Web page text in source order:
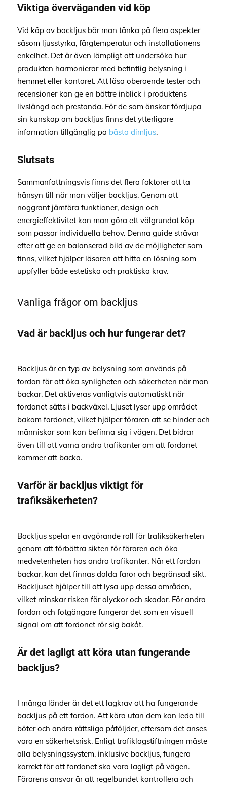
Viktiga överväganden vid köp
Vid köp av backljus bör man tänka på flera aspekter
såsom ljusstyrka, färgtemperatur och installationens
enkelhet. Det är även lämpligt att undersöka hur
produkten harmonierar med befintlig belysning i
hemmet eller kontoret. Att läsa oberoende tester och
recensioner kan ge en bättre inblick i produktens
livslängd och prestanda. För de som önskar fördjupa
sin kunskap om backljus finns det ytterligare
information tillgänglig på bästa dimljus.
Slutsats
Sammanfattningsvis finns det flera faktorer att ta
hänsyn till när man väljer backljus. Genom att
noggrant jämföra funktioner, design och
energieffektivitet kan man göra ett välgrundat köp
som passar individuella behov. Denna guide strävar
efter att ge en balanserad bild av de möjligheter som
finns, vilket hjälper läsaren att hitta en lösning som
uppfyller både estetiska och praktiska krav.
Vanliga frågor om backljus
Vad är backljus och hur fungerar det?
Backljus är en typ av belysning som används på
fordon för att öka synligheten och säkerheten när man
backar. Det aktiveras vanligtvis automatiskt när
fordonet sätts i backväxel. Ljuset lyser upp området
bakom fordonet, vilket hjälper föraren att se hinder och
människor som kan befinna sig i vägen. Det bidrar
även till att varna andra trafikanter om att fordonet
kommer att backa.
Varför är backljus viktigt för
trafiksäkerheten?
Backljus spelar en avgörande roll för trafiksäkerheten
genom att förbättra sikten för föraren och öka
medvetenheten hos andra trafikanter. När ett fordon
backar, kan det finnas dolda faror och begränsad sikt.
Backljuset hjälper till att lysa upp dessa områden,
vilket minskar risken för olyckor och skador. För andra
fordon och fotgängare fungerar det som en visuell
signal om att fordonet rör sig bakåt.
Är det lagligt att köra utan fungerande
backljus?
I många länder är det ett lagkrav att ha fungerande
backljus på ett fordon. Att köra utan dem kan leda till
böter och andra rättsliga påföljder, eftersom det anses
vara en säkerhetsrisk. Enligt trafiklagstiftningen måste
alla belysningssystem, inklusive backljus, fungera
korrekt för att fordonet ska vara lagligt på vägen.
Förarens ansvar är att regelbundet kontrollera och